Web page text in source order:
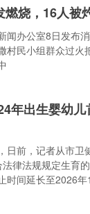
燃烧，16人被
闻办公室8日发布
村民小组群众过火
年出生婴幼儿
日前，记者从市卫
律法规规定生育的
时间延长至2026年